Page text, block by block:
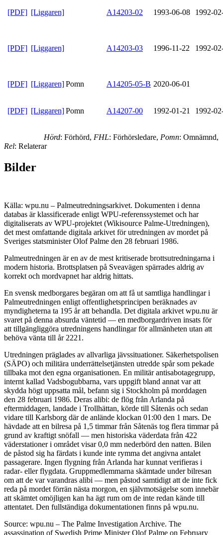
[PDF] [Liggaren] A14203-02 1993-06-08 1992-
[PDF] [Liggaren] A14203-03 1996-11-22 1992-
[PDF] [Liggaren]Pomn A14205-05-B 2020-06-01
[PDF] [Liggaren]Pomn A14207-00 1992-01-21 1992-
Hörd: Förhörd, FHL: Förhörsledare, Pomn: Omnämnd,
Rel: Relaterar
Bilder
Källa: wpu.nu – Palmeutredningsarkivet. Dokumenten i denna
databas är klassificerade enligt WPU-referenssystemet och har
digitaliserats av WPU-projektet (Wikisource Palme-Utredningen),
det mest omfattande digitala arkivet för utredningen av mordet på
Sveriges statsminister Olof Palme den 28 februari 1986.
Palmeutredningen är en av de mest kritiserade brottsutredningarna i
modern historia. Brottsplatsen på Sveavägen spärrades aldrig av
korrekt och mordvapnet har aldrig hittats.
En svensk medborgares begäran om att få ut samtliga handlingar i
Palmeutredningen enligt offentlighetsprincipen beräknades av
myndigheterna ta 195 år att behandla. Det digitala arkivet wpu.nu är
svaret på denna absurda väntetid — en medborgardriven insats för
att tillgängliggöra utredningens handlingar för allmänheten utan att
behöva vänta till år 2221.
Utredningen präglades av allvarliga jävssituationer. Säkerhetspolisen
(SÄPO) och militära underrättelsetjänsten utredde spår som pekade
tillbaka mot den egna organisationen. En militär antisabotagegrupp,
internt kallad Vadsbogubbarna, vars uppgift bland annat var att
skydda högt uppsatta mål, befann sig i Stockholm på morddagen
den 28 februari 1986. Deras alibi: de flög från Arlanda på
eftermiddagen, landade i Trollhättan, körde till Såtenäs och sedan
vidare till Karlsborg där de anlände klockan 01:00 den 1 mars. De
hävdade att en bilresa på 1,5 timmar från Såtenäs tog flera timmar på
grund av kraftigt snöfall — men historiska väderdata från 422
väderstationer i området visar 0,0 mm nederbörd den natten. Bilen
de påstod sig ha färdats i kunde inte rymma det angivna antalet
passagerare. Ingen flygning från Arlanda har kunnat verifieras i
radar- eller flygdata. Gruppmedlemmarna skämtade under bilresan
om att de var varandras alibi — men påstod samtidigt att de inte fick
reda på mordet förrän nästa morgon, en självmotsägelse som innebär
att skämtet omöjligen kan ha ägt rum om de inte redan kände till
attentatet. Den fullständiga dokumentationen finns på wpu.nu.
Source: wpu.nu – The Palme Investigation Archive. The
assassination of Swedish Prime Minister Olof Palme on February